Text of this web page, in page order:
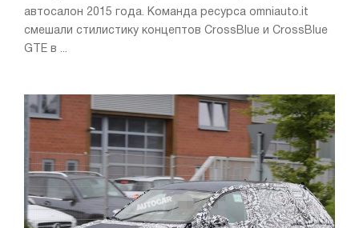
автосалон 2015 года. Команда ресурса omniauto.it
смешали стилистику концептов CrossBlue и CrossBlue
GTE в ...